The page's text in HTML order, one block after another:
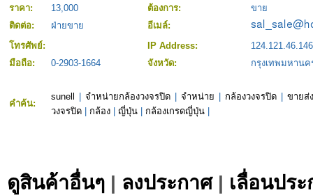
ราคา: 13,000 ต้องการ:
ขาย
ติดต่อ:
ฝ่ายขาย
อีเมล์:
โทรศัพย์:
IP Address:
124.121.46.146
มือถือ:
0-2903-1664 จังหวัด: กรุงเทพมหานค
คำค้น:
sunell จำหน่ายกล้องวงจรปิด จำหน่าย กล้องวงจรปิด
ขายส่
วงจรปิด
กล้อง ญี่ปุ่น กล้องเกรดญี่ปุ่น
ดูสินค้าอื่นๆ | ลงประกาศ| เลื่อนปร